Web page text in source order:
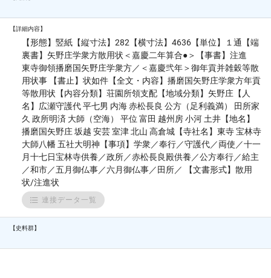
【詳細内容】
【形態】竪紙【縦寸法】282【横寸法】4636【単位】１通【端
裏書】矢野庄学衆方散用状＜嘉慶二年算合●＞【事書】注進
東寺御領播磨国矢野庄学衆方／＜嘉慶弐年＞御年貢并雑穀等散
用状事 【書止】状如件【全文・内容】播磨国矢野庄学衆方年貢
等散用状【内容分類】荘園所領支配【地域分類】矢野庄【人
名】広瀬守護代 平七男 内海 赤松長良 公方（足利義満） 田所家
久 政所明済 大師（空海） 平位 富田 越州房 小河 土井【地名】
播磨国矢野庄 坂越 安芸 室津 北山 高倉城【寺社名】東寺 宝林寺
大師八幡 五社大明神【事項】学衆／奉行／守護代／両使／十一
月十七日宝林寺供養／政所／赤松長良殿供養／公方奉行／給主
／和市／五月御仏事／六月御仏事／田所／ 【文書形式】散用
状/注進状
連接データ一覧
【史料群】